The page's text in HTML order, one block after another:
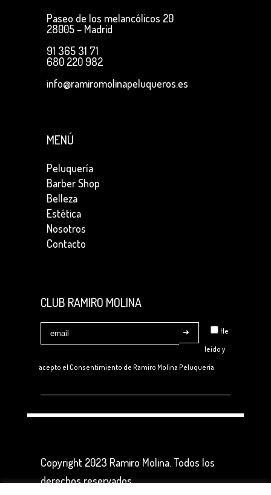
Paseo de los melancólicos 20
28005 – Madrid
91 365 31 71
680 220 982
info@ramiromolinapeluqueros.es
MENÚ
Peluquería
Barber Shop
Belleza
Estética
Nosotros
Contacto
CLUB RAMIRO MOLINA
He
leído y
acepto el Consentimiento de Ramiro Molina Peluquería
Copyright 2023 Ramiro Molina. Todos los
derechos reservados